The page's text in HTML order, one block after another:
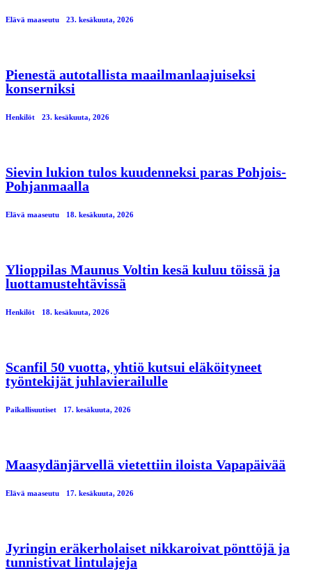
Elävä maaseutu 23. kesäkuuta, 2026
Pienestä autotallista maailmanlaajuiseksi
konserniksi
Henkilöt 23. kesäkuuta, 2026
Sievin lukion tulos kuudenneksi paras Pohjois-
Pohjanmaalla
Elävä maaseutu 18. kesäkuuta, 2026
Ylioppilas Maunus Voltin kesä kuluu töissä ja
luottamustehtävissä
Henkilöt 18. kesäkuuta, 2026
Scanfil 50 vuotta, yhtiö kutsui eläköityneet
työntekijät juhlavierailulle
Paikallisuutiset 17. kesäkuuta, 2026
Maasydänjärvellä vietettiin iloista Vapapäivää
Elävä maaseutu 17. kesäkuuta, 2026
Jyringin eräkerholaiset nikkaroivat pönttöjä ja
tunnistivat lintulajeja